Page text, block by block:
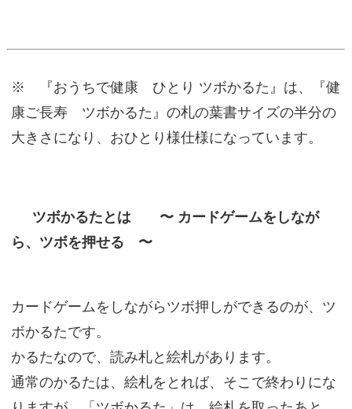
※ 『おうちで健康 ひとり ツボかるた』は、『健
康ご長寿 ツボかるた』の札の葉書サイズの半分の
大きさになり、おひとり様仕様になっています。
ツボかるたとは 〜 カードゲームをしなが
ら、ツボを押せる 〜
カードゲームをしながらツボ押しができるのが、ツ
ボかるたです。
かるたなので、読み札と絵札があります。
通常のかるたは、絵札をとれば、そこで終わりにな